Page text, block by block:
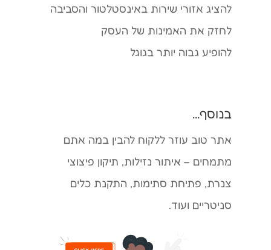
להציג אזורי שירות באינסטלטור והסביבה
לחזק את האמינות של העסק
להופיע גבוה יותר בגוגל
בנוסף...
אתר טוב עוזר ללקוח להבין במה אתם
מתמחים – איתור נזילות, תיקון פיצוצי
צנרת, פתיחת סתימות, התקנת כלים
סניטריים ועוד.